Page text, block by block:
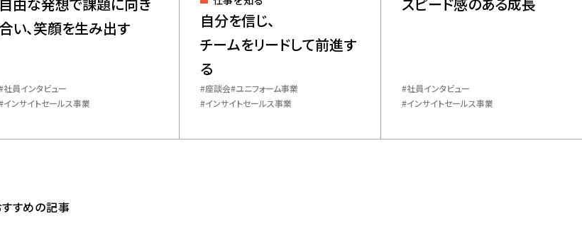
自由な発想で課題に向き
合い、笑顔を生み出す
​社員インタビュー
インサイトセールス事業
自分を信じ、
チームをリードして前進す
る
座談会 ユニフォーム事業
インサイトセールス事業
スピード感のある成長
​社員インタビュー
インサイトセールス事業
すめの記事